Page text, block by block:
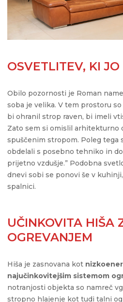
OSVETLITEV, KI
Obilo pozornosti je Roman
soba je velika. V tem prostoru
bi ohranil strop raven, bi imeli
Zato sem si omislil arhitekturno
spuščenim stropom. Poleg tega
obdelali s posebno tehniko in
prijetno vzdušje.” Podobna
dnevi sobi se ponovi še v
spalnici.
UČINKOVITA HIŠA
OGREVANJEM
Hiša je zasnovana kot
najučinkovitejšim sistemom
notranjosti objekta so namreč
stropno hlajenje kot tudi talni